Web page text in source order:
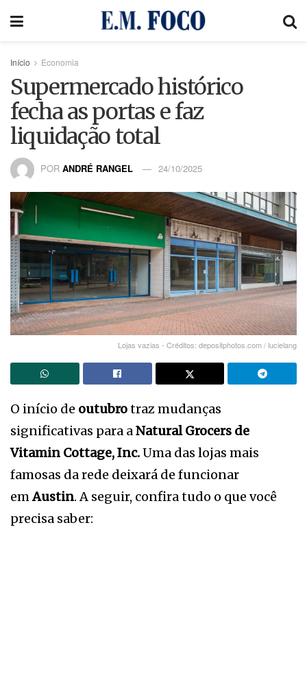
Início Economia
Supermercado histórico
fecha as portas e faz
liquidação total
POR ANDRÉ RANGEL 24/10/2025
Lojas vazias - Créditos: depositphotos.com / lucielang
O início de outubrotraz mudanças
significativas para aNatural Grocers de
Vitamin Cottage, Inc.Uma das lojas mais
famosas da rede deixará de funcionar
emAustin. A seguir, confira tudo o que você
precisa saber: